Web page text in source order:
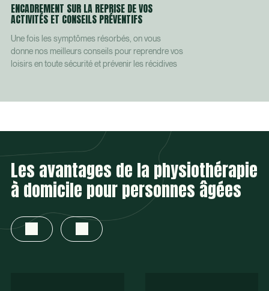
ENCADREMENT SUR LA REPRISE DE VOS
ACTIVITÉS ET CONSEILS PRÉVENTIFS
Une fois les symptômes résorbés, on vous
donne nos meilleurs conseils pour reprendre vos
loisirs en toute sécurité et prévenir les récidives
Les avantages de la physiothérapie
à domicile pour personnes âgées